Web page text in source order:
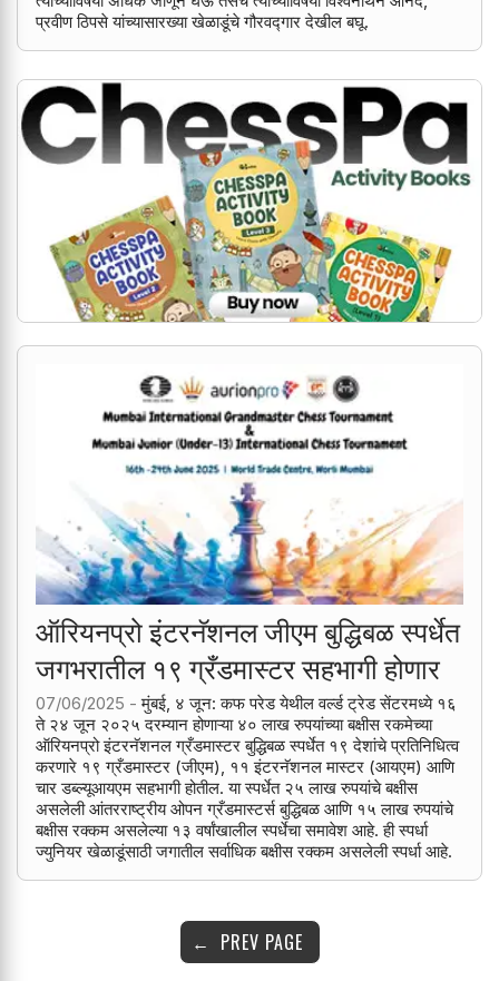
प्रवीण ठिपसे यांच्यासारख्या खेळाडूंचे गौरवद्गार देखील बघू.
ऑरियनप्रो इंटरनॅशनल जीएम बुद्धिबळ स्पर्धेत
जगभरातील १९ ग्रँडमास्टर सहभागी होणार
07/06/2025 - मुंबई, ४ जून: कफ परेड येथील वर्ल्ड ट्रेड सेंटरमध्ये १६
ते २४ जून २०२५ दरम्यान होणाऱ्या ४० लाख रुपयांच्या बक्षीस रकमेच्या
ऑरियनप्रो इंटरनॅशनल ग्रँडमास्टर बुद्धिबळ स्पर्धेत १९ देशांचे प्रतिनिधित्व
करणारे १९ ग्रँडमास्टर (जीएम), ११ इंटरनॅशनल मास्टर (आयएम) आणि
चार डब्ल्यूआयएम सहभागी होतील. या स्पर्धेत २५ लाख रुपयांचे बक्षीस
असलेली आंतरराष्ट्रीय ओपन ग्रँडमास्टर्स बुद्धिबळ आणि १५ लाख रुपयांचे
बक्षीस रक्कम असलेल्या १३ वर्षांखालील स्पर्धेचा समावेश आहे. ही स्पर्धा
ज्युनियर खेळाडूंसाठी जगातील सर्वाधिक बक्षीस रक्कम असलेली स्पर्धा आहे.
PREV PAGE